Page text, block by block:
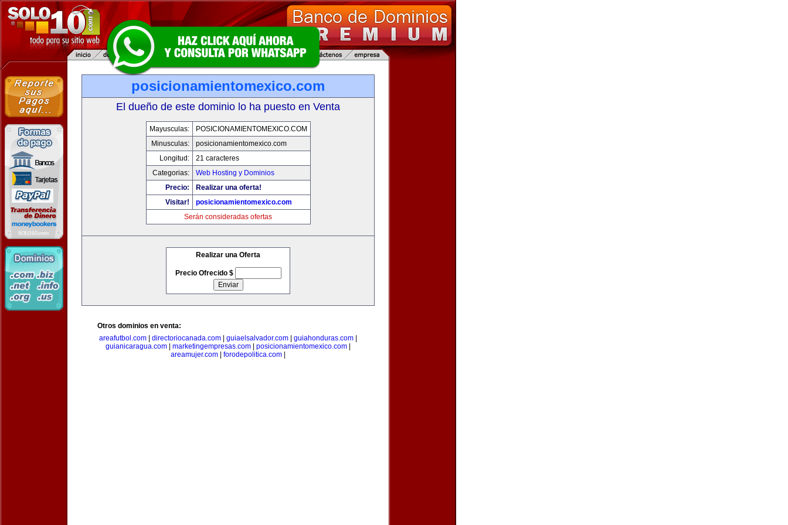
posicionamientomexico.com
El dueño de este dominio lo ha puesto en Venta
Mayusculas:
POSICIONAMIENTOMEXICO.COM
Minusculas:
posicionamientomexico.com
Longitud:
21 caracteres
Categorias:
Web Hosting y Dominios
Precio:
Realizar una oferta!
Visitar!
posicionamientomexico.com
Serán consideradas ofertas
Realizar una Oferta
Precio Ofrecido $
Otros dominios en venta:
areafutbol.com
directoriocanada.com guiaelsalvador.com guiahonduras.com
guianicaragua.com
marketingempresas.com posicionamientomexico.com
areamujer.com
forodepolitica.com